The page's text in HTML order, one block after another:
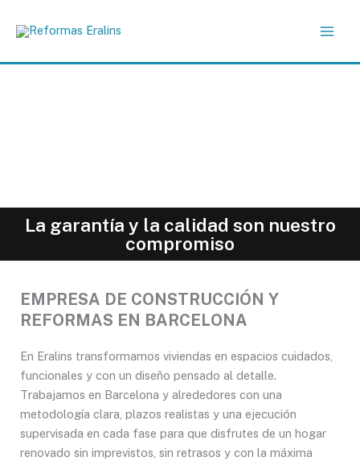
La garantía y la calidad son nuestro
compromiso
EMPRESA DE CONSTRUCCIÓN Y
REFORMAS EN BARCELONA
En Eralins transformamos viviendas en espacios cuidados,
funcionales y con un diseño pensado al detalle.
Trabajamos en Barcelona y alrededores con una
metodología clara, plazos realistas y una ejecución
supervisada en cada fase para que disfrutes de un hogar
renovado sin imprevistos, sin retrasos y con la máxima